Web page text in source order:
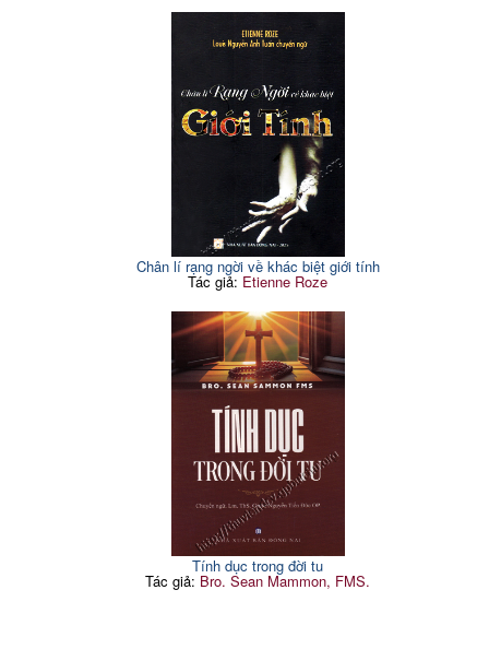
Chân lí rạng ngời về khác biệt giới tính
Tác giả: Etienne Roze
Tính dục trong đời tu
Tác giả: Bro. Sean Mammon, FMS.